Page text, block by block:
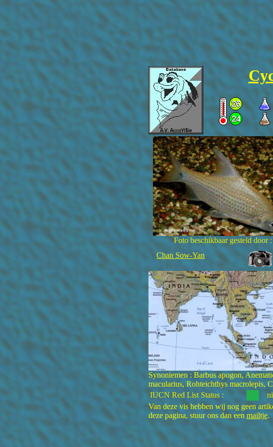
Foto beschikbaar gesteld door :
Chan Sow-Yan
Synoniemen : Barbus apogon,
macularius, Rohteichthys macrolepis,
IUCN Red List Status :
Van deze vis hebben wij nog geen
deze pagina, stuur ons dan een mailtje.